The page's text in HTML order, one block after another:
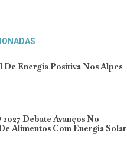
De Energia Positiva Nos Alpes
Debate Avanços No
Alimentos Com Energia Solar